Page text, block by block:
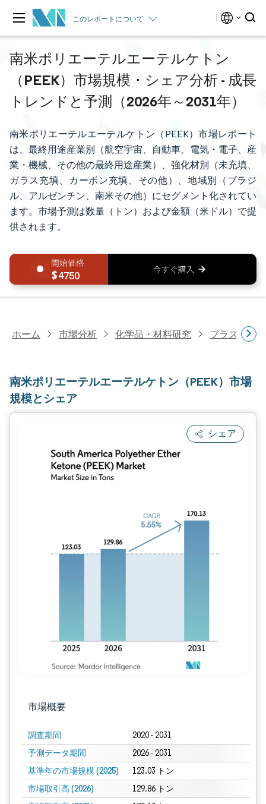
このレポートについて
南米ポリエーテルエーテルケトン
（PEEK）市場規模・シェア分析 - 成長
トレンドと予測（2026年～2031年）
南米ポリエーテルエーテルケトン（PEEK）市場レポート
は、最終用途産業別（航空宇宙、自動車、電気・電子、産
業・機械、その他の最終用途産業）、強化材別（未充填、
ガラス充填、カーボン充填、その他）、地域別（ブラジ
ル、アルゼンチン、南米その他）にセグメント化されてい
ます。市場予測は数量（トン）および金額（米ドル）で提
供されます。
4750
ホーム 市場分析 化学品・材料研究 プラスチッ
南米ポリエーテルエーテルケトン（PEEK）市場
規模とシェア
シェア
市場概要
調査期間 2020 - 2031
予測データ期間 2026 - 2031
基準年の市場規模 (2025) 123.03 トン
市場取引高 (2026) 129.86 トン